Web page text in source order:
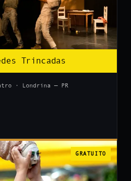
Trincadas
· Londrina — PR
GRATUITO